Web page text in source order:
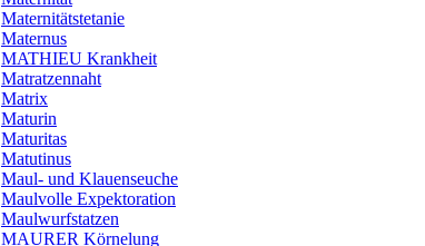
Maternitätstetanie
Maternus
MATHIEU Krankheit
Matratzennaht
Matrix
Maturin
Maturitas
Matutinus
Maul- und Klauenseuche
Maulvolle Expektoration
Maulwurfstatzen
MAURER Körnelung